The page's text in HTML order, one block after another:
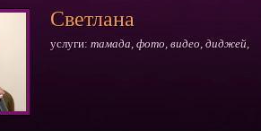
Светлана
услуги: тамада, фото, видео, диджей,